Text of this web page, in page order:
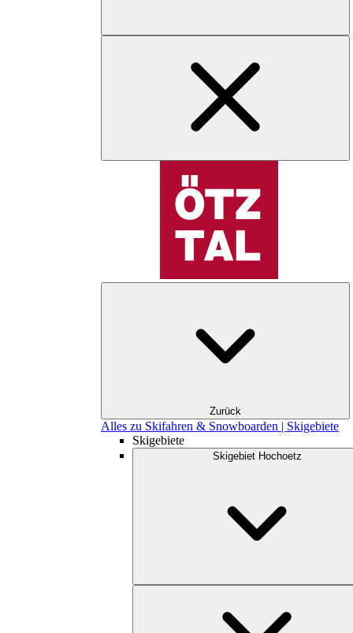
Zurück
Alles zu Skifahren & Snowboarden | Skigebiete
Skigebiete
Skigebiet Hochoetz